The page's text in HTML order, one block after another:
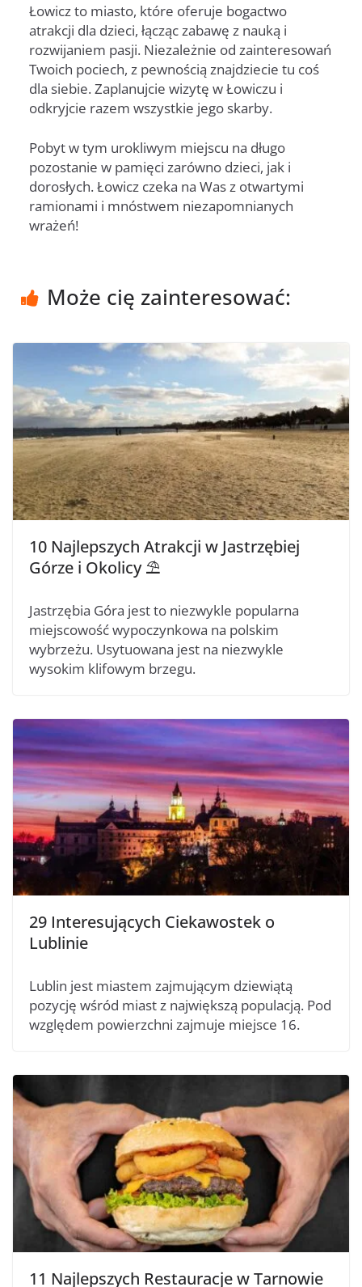
Łowicz to miasto, które oferuje bogactwo
atrakcji dla dzieci, łącząc zabawę z nauką i
rozwijaniem pasji. Niezależnie od zainteresowań
Twoich pociech, z pewnością znajdziecie tu coś
dla siebie. Zaplanujcie wizytę w Łowiczu i
odkryjcie razem wszystkie jego skarby.
Pobyt w tym urokliwym miejscu na długo
pozostanie w pamięci zarówno dzieci, jak i
dorosłych. Łowicz czeka na Was z otwartymi
ramionami i mnóstwem niezapomnianych
wrażeń!
Może cię zainteresować:
10 Najlepszych Atrakcji w Jastrzębiej
Górze i Okolicy ⛱️
Jastrzębia Góra jest to niezwykle popularna
miejscowość wypoczynkowa na polskim
wybrzeżu. Usytuowana jest na niezwykle
wysokim klifowym brzegu.
29 Interesujących Ciekawostek o
Lublinie
Lublin jest miastem zajmującym dziewiątą
pozycję wśród miast z największą populacją. Pod
względem powierzchni zajmuje miejsce 16.
11 Najlepszych Restauracje w Tarnowie